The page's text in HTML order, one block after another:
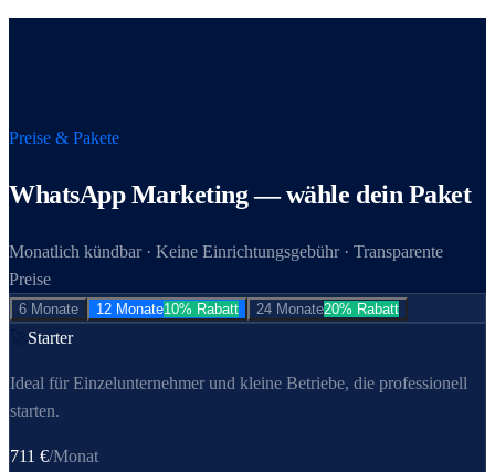
Preise & Pakete
WhatsApp Marketing— wähle dein Paket
Monatlich kündbar · Keine Einrichtungsgebühr · Transparente
Preise
6 Monate 12 Monate10% Rabatt 24 Monate20% Rabatt
Starter
Ideal für Einzel­unternehmer und kleine Betriebe, die professionell
starten.
711 €/Monat